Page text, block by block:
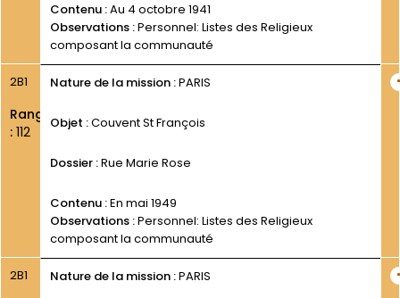
Contenu :Au 4 octobre 1941
Observations :Personnel: Listes des Religieux
composant la communauté
2B1
Rang
: 112
Nature de la mission :PARIS
Objet :Couvent St François
Dossier :Rue Marie Rose
Contenu :En mai 1949
Observations :Personnel: Listes des Religieux
composant la communauté
2B1 Nature de la mission :PARIS